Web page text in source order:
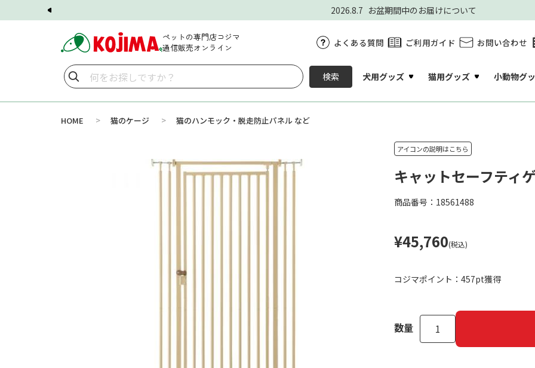
2026.8.7 お盆期間中のお届けについて
ペットの専門店コジマ
通信販売オンライン
よくある質問 ご利用ガイド お問い合わせ
検索 犬用グッズ 猫用グッズ 小動物グ
HOME > 猫のケージ > 猫のハンモック・脱走防止パネル など
アイコンの説明はこちら
キャットセーフティ
商品番号：18561488
¥45,760(税込)
コジマポイント： 457pt獲得
数量